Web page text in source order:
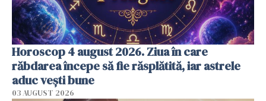
Horoscop 4 august 2026. Ziua în care
răbdarea începe să fie răsplătită, iar astrele
aduc vești bune
03 AUGUST 2026